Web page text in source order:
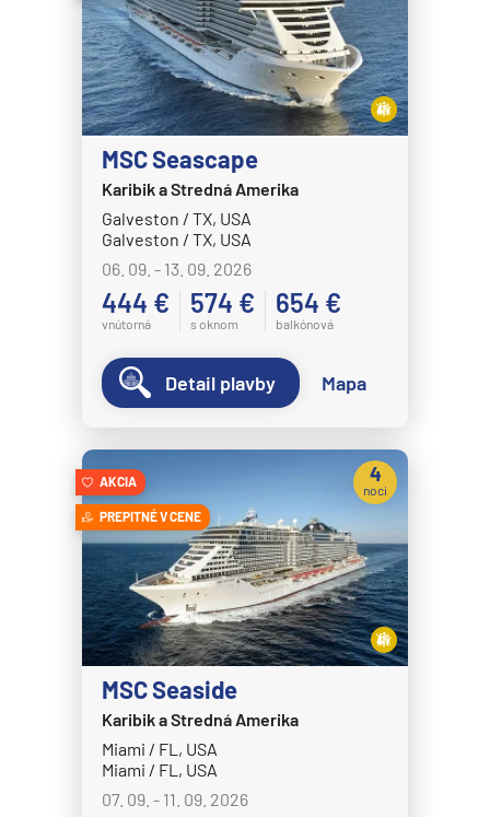
Explora II
Explora III
Explora IV
Explora V
Explora VI
Hapag-Lloyd Cruises
HANSEATIC inspiration
HANSEATIC nature
HANSEATIC spirit
MS Europa
MS Europa 2
Holland America Line
MS Eurodam
MS Koningsdam
MS Nieuw Amsterdam
MS Nieuw Statendam
MS Noordam
MS Oosterdam
MS Rotterdam
MS Volendam
MS Westerdam
MSC Seascape
Karibik a Stredná Amerika
Galveston / TX, USA
Galveston / TX, USA
06. 09. - 13. 09. 2026
444 €
vnútorná
574 €
s oknom
654 €
balkónová
Detail plavby Mapa
AKCIA
PREPITNÉ V CENE
MSC Seaside
Karibik a Stredná Amerika
Miami / FL, USA
Miami / FL, USA
07. 09. - 11. 09. 2026
4
noci